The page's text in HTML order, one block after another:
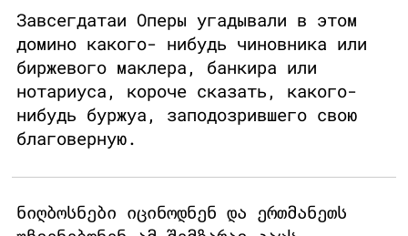
Завсегдатаи Оперы угадывали в этом
домино какого- нибудь чиновника или
биржевого маклера, банкира или
нотариуса, короче сказать, какого-
нибудь буржуа, заподозрившего свою
благоверную.
ნიღბოსნები იცინოდნენ და ერთმანეთს